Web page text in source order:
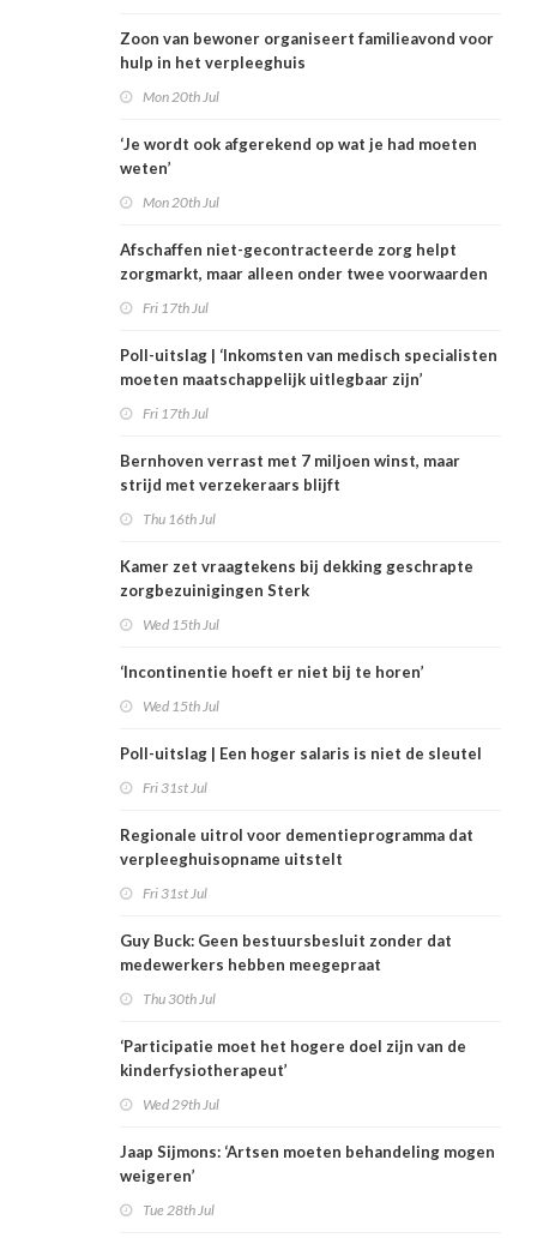
Zoon van bewoner organiseert familieavond voor
hulp in het verpleeghuis
Mon 20th Jul
‘Je wordt ook afgerekend op wat je had moeten
weten’
Mon 20th Jul
Afschaffen niet-gecontracteerde zorg helpt
zorgmarkt, maar alleen onder twee voorwaarden
Fri 17th Jul
Poll-uitslag | ‘Inkomsten van medisch specialisten
moeten maatschappelijk uitlegbaar zijn’
Fri 17th Jul
Bernhoven verrast met 7 miljoen winst, maar
strijd met verzekeraars blijft
Thu 16th Jul
Kamer zet vraagtekens bij dekking geschrapte
zorgbezuinigingen Sterk
Wed 15th Jul
‘Incontinentie hoeft er niet bij te horen’
Wed 15th Jul
Poll-uitslag | Een hoger salaris is niet de sleutel
Fri 31st Jul
Regionale uitrol voor dementieprogramma dat
verpleeghuisopname uitstelt
Fri 31st Jul
Guy Buck: Geen bestuursbesluit zonder dat
medewerkers hebben meegepraat
Thu 30th Jul
‘Participatie moet het hogere doel zijn van de
kinderfysiotherapeut’
Wed 29th Jul
Jaap Sijmons: ‘Artsen moeten behandeling mogen
weigeren’
Tue 28th Jul